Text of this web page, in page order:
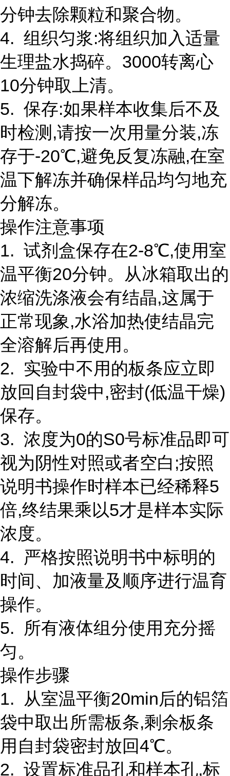
分钟去除颗粒和聚合物。
4. 组织匀浆:将组织加入适量
生理盐水捣碎。3000转离心
10分钟取上清。
5. 保存:如果样本收集后不及
时检测,请按一次用量分装,冻
存于-20℃,避免反复冻融,在室
温下解冻并确保样品均匀地充
分解冻。
操作注意事项
1. 试剂盒保存在2-8℃,使用室
温平衡20分钟。从冰箱取出的
浓缩洗涤液会有结晶,这属于
正常现象,水浴加热使结晶完
全溶解后再使用。
2. 实验中不用的板条应立即
放回自封袋中,密封(低温干燥)
保存。
3. 浓度为0的S0号标准品即可
视为阴性对照或者空白;按照
说明书操作时样本已经稀释5
倍,终结果乘以5才是样本实际
浓度。
4. 严格按照说明书中标明的
时间、加液量及顺序进行温育
操作。
5. 所有液体组分使用充分摇
匀。
操作步骤
1. 从室温平衡20min后的铝箔
袋中取出所需板条,剩余板条
用自封袋密封放回4℃。
2. 设置标准品孔和样本孔,标